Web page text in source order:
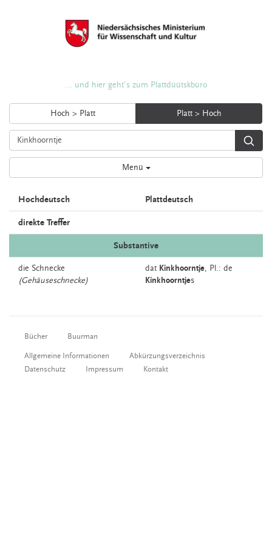
... und hier geht's zum Plattdüütskbüro
Hoch > Platt Platt > Hoch
Menü
Hochdeutsch Plattdeutsch
direkte Treffer
Substantive
die Schnecke
(Gehäuseschnecke)
dat Kinkhoorntje, Pl.: de
Kinkhoorntjes
Bücher Buurman
Allgemeine Informationen
Abkürzungsverzeichnis
Datenschutz
Impressum Kontakt